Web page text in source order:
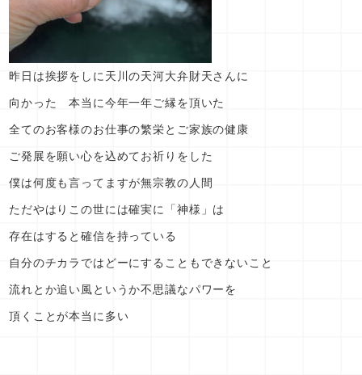
昨日は挨拶をしに天川の天河大弁財天さんに
向かった 本当に今年一年ご縁を頂いた
全てのお客様のお仕事の繁栄とご家族の健康
ご発展を願い心を込めてお祈りをした
僕は何度も言ってますが無宗教の人間
ただやはりこの世には確実に「神様」は
存在はすると確信を持っている
自分のチカラではどーにすることもできないこと
流れとか追い風というか不思議なパワーを
頂くことが本当に多い